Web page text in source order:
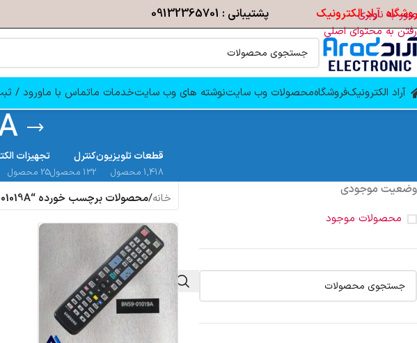
عبور به ناوبری
رفتن به محتوای اصلی
آراد الکترونیک پشتیبانی : 09132365701
آراد الکترونیکفروشگاهمحصولات وب سایتنوشته های وب سایتخدمات ماتماس با ماورود /
قطعات تلویزیون
1,418 محصول
کنترل
132 محصول
تجهیزات
25 محصول
وضعیت موجودی
محصولات موجود
خانه/محصولات برچسب خورده “BN59-01019A”